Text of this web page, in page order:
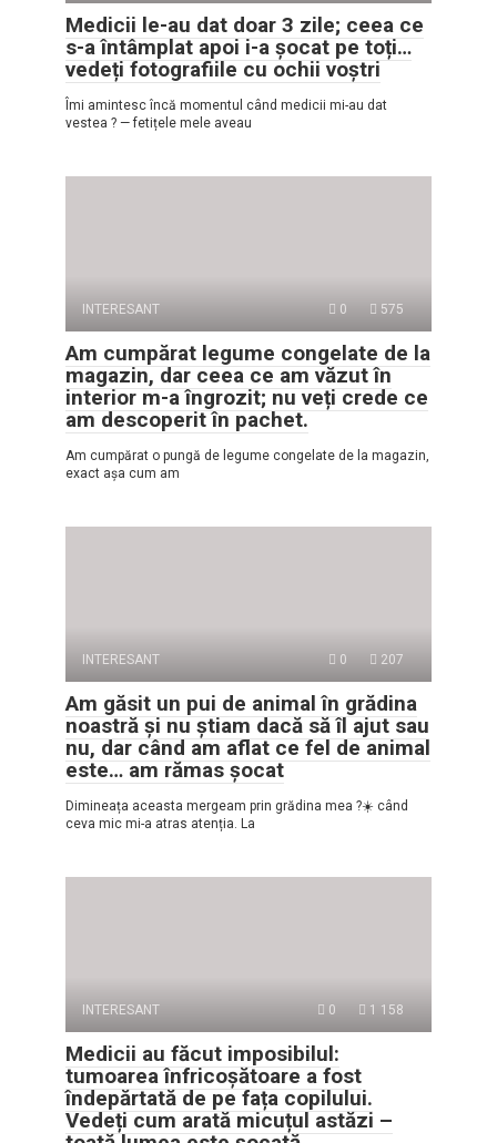
Medicii le-au dat doar 3 zile; ceea ce
s-a întâmplat apoi i-a șocat pe toți…
vedeți fotografiile cu ochii voștri
Îmi amintesc încă momentul când medicii mi-au dat
vestea ? — fetițele mele aveau
INTERESANT 0 575
Am cumpărat legume congelate de la
magazin, dar ceea ce am văzut în
interior m-a îngrozit; nu veți crede ce
am descoperit în pachet.
Am cumpărat o pungă de legume congelate de la magazin,
exact așa cum am
INTERESANT 0 207
Am găsit un pui de animal în grădina
noastră și nu știam dacă să îl ajut sau
nu, dar când am aflat ce fel de animal
este… am rămas șocat
Dimineața aceasta mergeam prin grădina mea ?☀️ când
ceva mic mi-a atras atenția. La
INTERESANT 0 1 158
Medicii au făcut imposibilul:
tumoarea înfricoșătoare a fost
îndepărtată de pe fața copilului.
Vedeți cum arată micuțul astăzi –